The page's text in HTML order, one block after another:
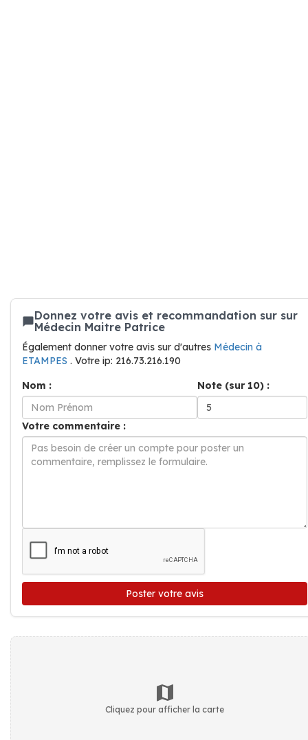
Donnez votre avis et recommandation sur sur
Médecin Maitre Patrice
Également donner votre avis sur d'autres Médecin à
ETAMPES . Votre ip: 216.73.216.190
Nom :
Note (sur 10) :
Votre commentaire :
Poster votre avis
Cliquez pour afficher la carte